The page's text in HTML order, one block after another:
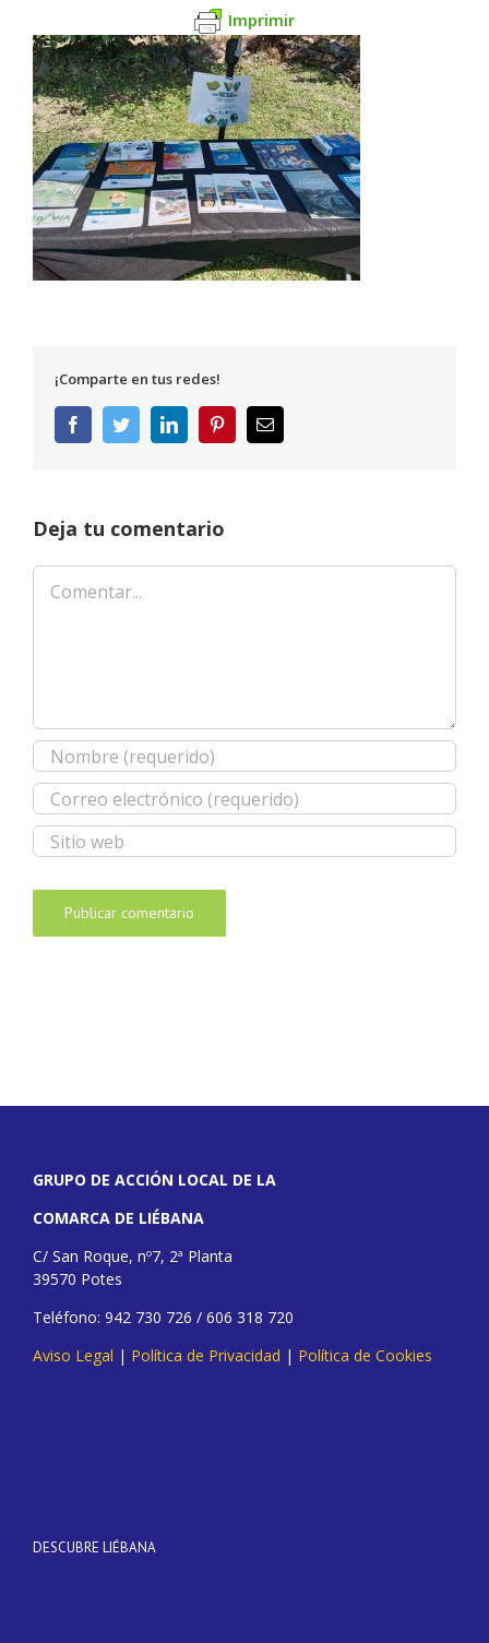
Imprimir
¡Comparte en tus redes!
FacebookTwitterLinkedInPinterestCorreo
electrónico
Deja tu comentario
Comentar
GRUPO DE ACCIÓN LOCAL DE LA
COMARCA DE LIÉBANA
C/ San Roque, nº7, 2ª Planta
39570 Potes
Teléfono: 942 730 726 / 606 318 720
Aviso Legal | Política de Privacidad | Política de Cookies
DESCUBRE LIÉBANA